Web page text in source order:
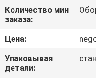
СВЯЖИТЕСЬ
МЫ
НОВОСТИ
Количество мин
заказа:
Цена:
Упаковывая
детали: